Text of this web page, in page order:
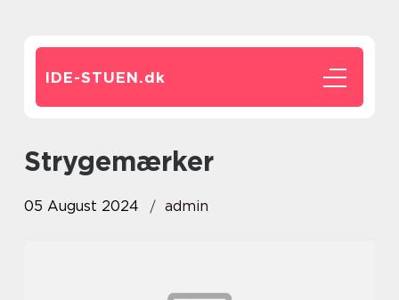
IDE-STUEN.dk
strygemærker
05 August 2024 admin